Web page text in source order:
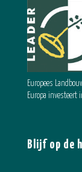
Europees
Europa investeert
Blijf op de